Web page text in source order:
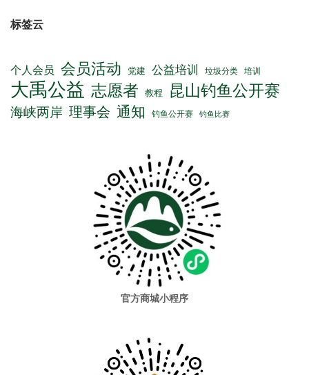
标签云
个人会员 会员活动 党建 公益培训 垃圾分类 培训
大禹公益 志愿者 教程 昆山钓鱼公开赛
海峡两岸 理事会 通知 钓鱼公开赛 钓鱼比赛
官方商城小程序